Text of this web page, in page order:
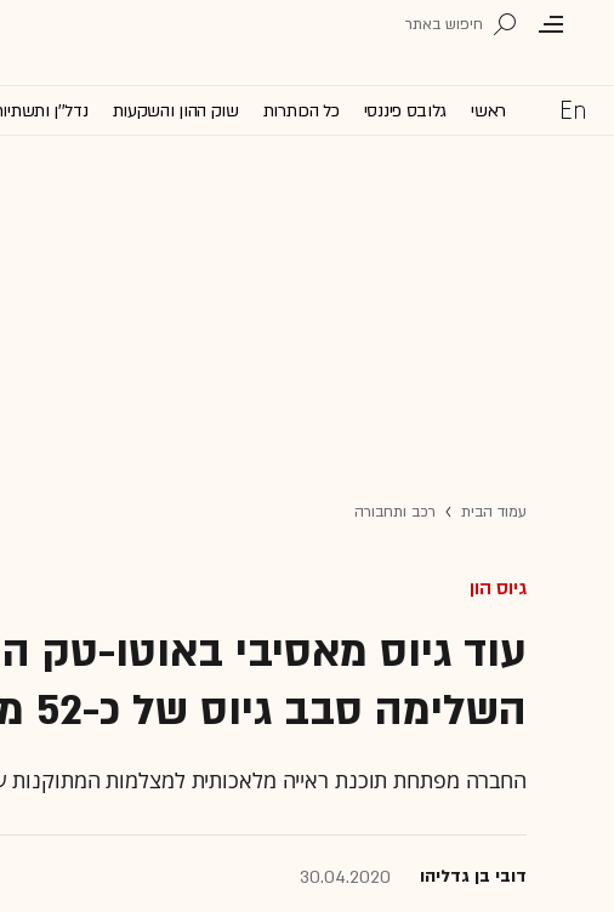
ראשי גלובס פיננסי כל הכותרות שוק ההון והשקעות נדל''ן
עמוד הבית רכב ותחבורה
גיוס הון
השלימה סבב גיוס של כ-52 מיליון דולר
החברה מפתחת תוכנת ראייה מלאכותית למצלמות
דובי בן גדליהו 30.04.2020